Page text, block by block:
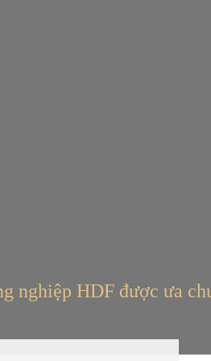
nghiệp HDF được ưa